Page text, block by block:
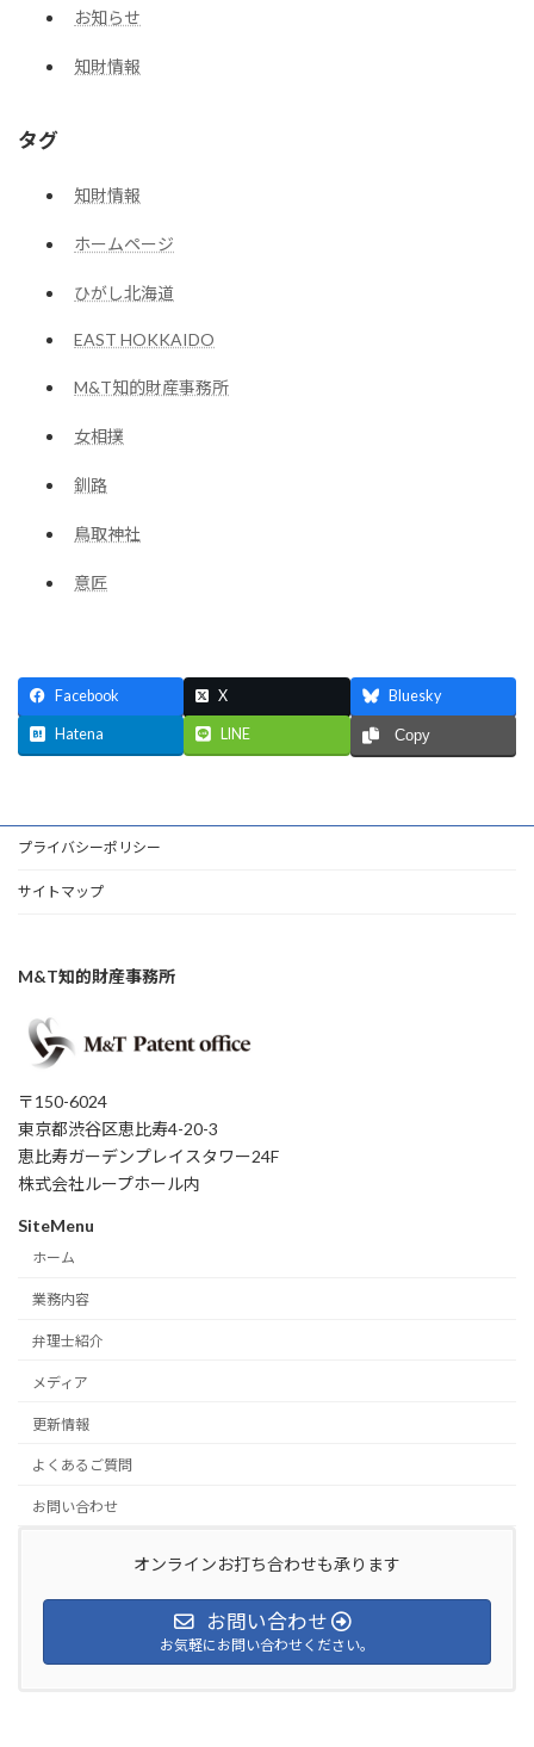
お知らせ
知財情報
タグ
知財情報
ホームページ
ひがし北海道
EAST HOKKAIDO
M&T知的財産事務所
女相撲
釧路
鳥取神社
意匠
Facebook X Bluesky
Hatena LINE Copy
プライバシーポリシー
サイトマップ
M&T知的財産事務所
〒150-6024
東京都渋谷区恵比寿4-20-3
恵比寿ガーデンプレイスタワー24F
株式会社ループホール内
SiteMenu
ホーム
業務内容
弁理士紹介
メディア
更新情報
よくあるご質問
お問い合わせ
オンラインお打ち合わせも承ります
お問い合わせ
お気軽にお問い合わせください。